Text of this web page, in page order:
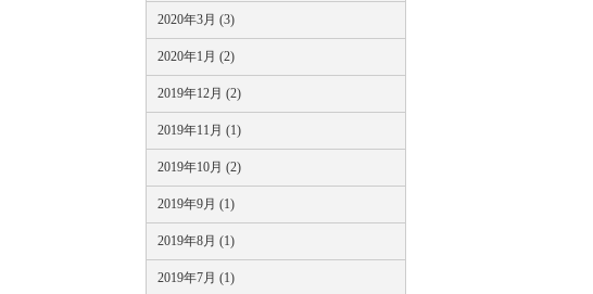
2020年3月 (3)
2020年1月 (2)
2019年12月 (2)
2019年11月 (1)
2019年10月 (2)
2019年9月 (1)
2019年8月 (1)
2019年7月 (1)